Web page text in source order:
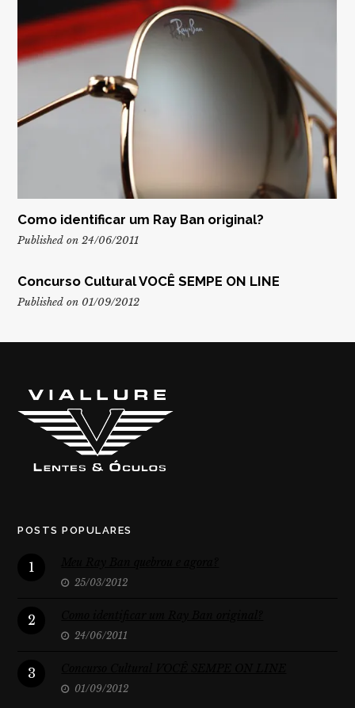
Como identificar um Ray Ban original?
Published on 24/06/2011
Concurso Cultural VOCÊ SEMPE ON LINE
Published on 01/09/2012
POSTS POPULARES
1
25/03/2012
2
24/06/2011
3
01/09/2012